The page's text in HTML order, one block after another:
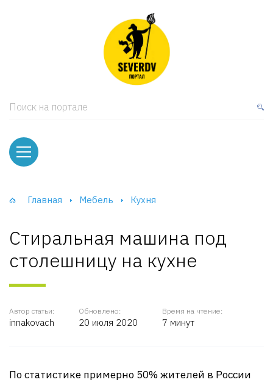
Поиск на портале
Главная Мебель Кухня
Стиральная машина под
столешницу на кухне
Автор статьи:
innakovach
Обновлено:
20 июля 2020
Время на чтение:
7 минут
По статистике примерно 50% жителей в России
и тумбы